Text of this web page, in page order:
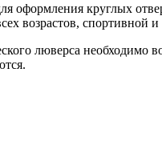
оформления круглых
возрастов,
люверса необходимо